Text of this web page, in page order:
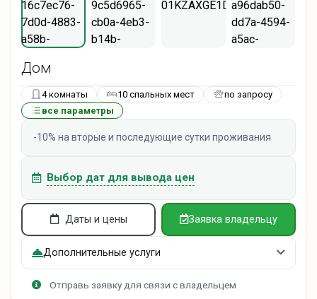
Дом
4 комнаты 10 спальных мест
по запросу
все параметры
-10% на вторые и последующие сутки проживания
Выбор дат для вывода цен
Даты и цены Заявка владельцу
Дополнительные услуги
Отправь заявку для связи с владельцем